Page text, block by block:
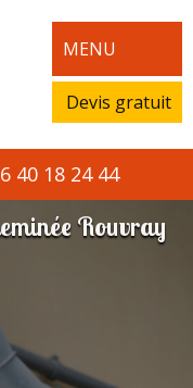
MENU
Devis gratuit
40 18 24 44
Rouvray